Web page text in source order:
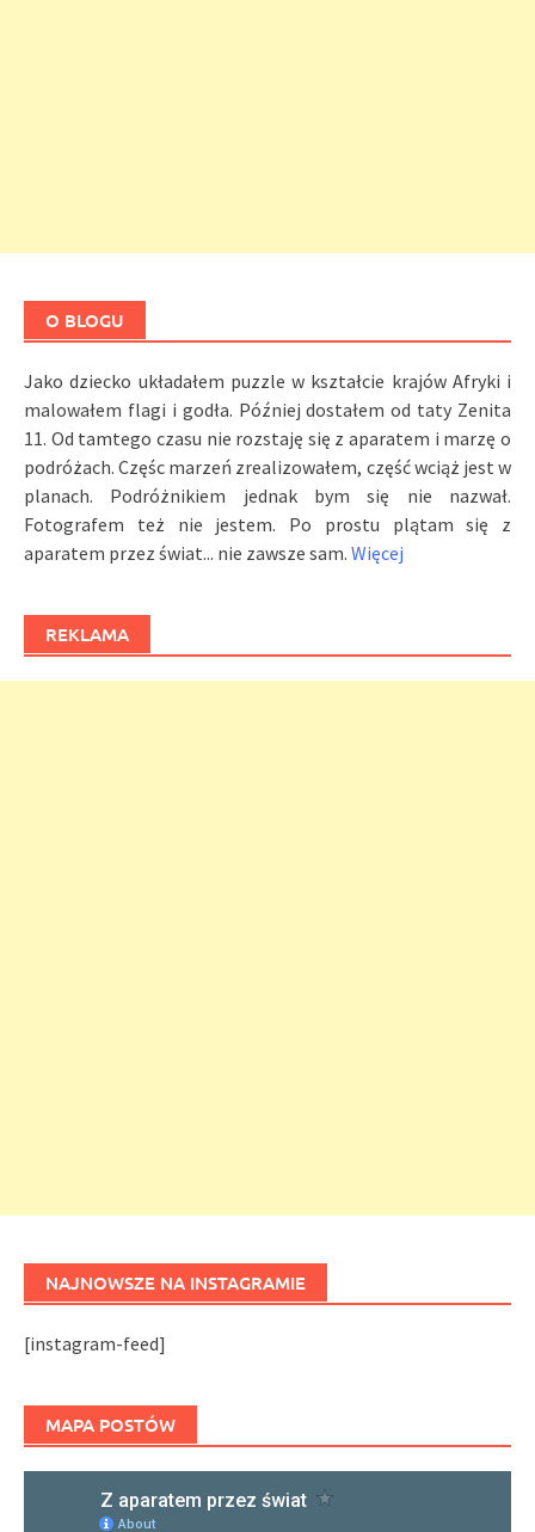
O BLOGU
Jako dziecko układałem puzzle w kształcie krajów Afryki i
malowałem flagi i godła. Później dostałem od taty Zenita
11. Od tamtego czasu nie rozstaję się z aparatem i marzę o
podróżach. Częśc marzeń zrealizowałem, część wciąż jest w
planach. Podróżnikiem jednak bym się nie nazwał.
Fotografem też nie jestem. Po prostu plątam się z
aparatem przez świat... nie zawsze sam. Więcej
REKLAMA
NAJNOWSZE NA INSTAGRAMIE
[instagram-feed]
MAPA POSTÓW